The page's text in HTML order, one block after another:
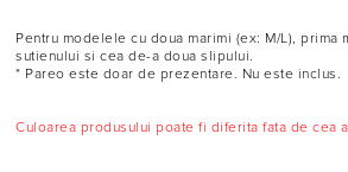
Pentru modelele cu doua marimi (ex: M/L), prima
sutienului si cea de-a doua slipului.
* Pareo este doar de prezentare. Nu este inclus.
Culoarea produsului poate fi diferita fata de cea